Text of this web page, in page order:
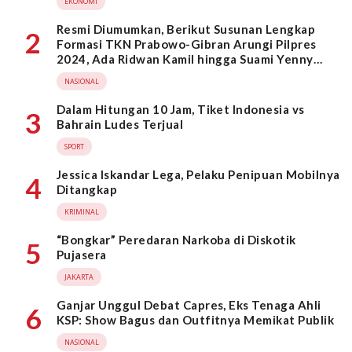
2
Resmi Diumumkan, Berikut Susunan Lengkap
Formasi TKN Prabowo-Gibran Arungi Pilpres
2024, Ada Ridwan Kamil hingga Suami Yenny
Wahid
NASIONAL
3
Dalam Hitungan 10 Jam, Tiket Indonesia vs
Bahrain Ludes Terjual
SPORT
4
Jessica Iskandar Lega, Pelaku Penipuan Mobilnya
Ditangkap
KRIMINAL
5
“Bongkar” Peredaran Narkoba di Diskotik
Pujasera
JAKARTA
6
Ganjar Unggul Debat Capres, Eks Tenaga Ahli
KSP: Show Bagus dan Outfitnya Memikat Publik
NASIONAL